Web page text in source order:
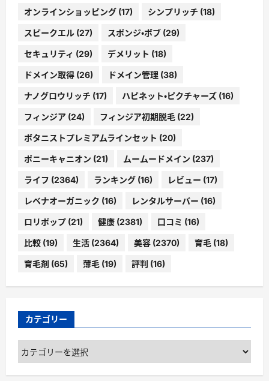
オンラインショッピング (17) シンプリッチ (18)
スピークエル (27) スポンジ・ボブ (29)
セキュリティ (29) デメリット (18)
ドメイン取得 (26) ドメイン管理 (38)
ナノグロウリッチ (17) ハピネット・ピクチャーズ (16)
フィンジア (24) フィンジア初期脱毛 (22)
ボタニストプレミアムラインセット (20)
ポニーキャニオン (21) ムームードメイン (237)
ライフ (2364) ランキング (16) レビュー (17)
レベナオーガニック (16) レンタルサーバー (16)
ロリポップ (21) 健康 (2381) 口コミ (16)
比較 (19) 生活 (2364) 美容 (2370) 育毛 (18)
育毛剤 (65) 薄毛 (19) 評判 (16)
カテゴリー
カ
テ
ゴ